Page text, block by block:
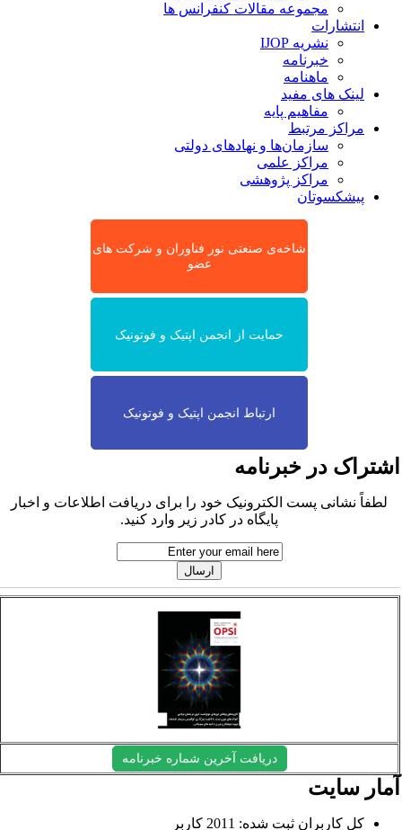
مجموعه مقالات کنفرانس ها
انتشارات
نشریه IJOP
خبرنامه
ماهنامه
لینک های مفید
مفاهیم پایه
مراکز مرتبط
سازمان‌ها و نهادهای دولتی
مراکز علمی
مراکز پژوهشی
پیشکسوتان
شاخه‌ی صنعتی نور فناوران و شرکت های
عضو
حمایت از انجمن اپتیک و فوتونیک
ارتباط انجمن اپتیک و فوتونیک
در خبرنامه
لطفاً نشانی پست الکترونیک خود را برای دریافت اطلاعات و اخبار
پایگاه در کادر زیر وارد کنید.
دریافت آخرین شماره خبرنامه
سایت
کل کاربران ثبت شده: 2011 کاربر